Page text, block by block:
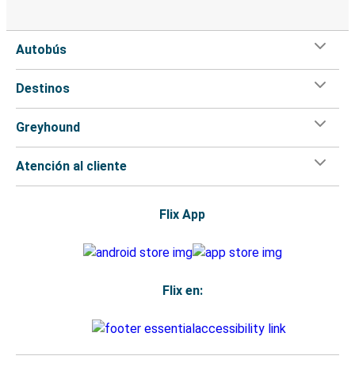
Autobús
Destinos
Greyhound
Atención al cliente
Flix App
Flix en: